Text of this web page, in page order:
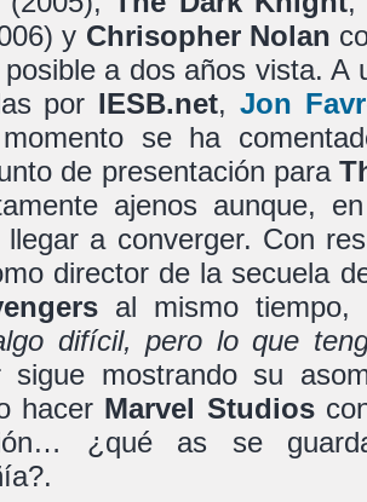
y Chrisopher Nolan
a dos años vista. A
por IESB.net,Jon
momento se ha
de presentación para
ajenos aunque,
llegar a converger. Con
director de la secuela
al mismo tiempo,
difícil, pero lo que
sigue mostrando su
hacer Marvel Studios
¿qué as se